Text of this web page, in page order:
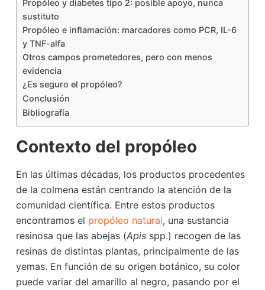
Propóleo y diabetes tipo 2: posible apoyo, nunca
sustituto
Propóleo e inflamación: marcadores como PCR, IL-6
y TNF-alfa
Otros campos prometedores, pero con menos
evidencia
¿Es seguro el propóleo?
Conclusión
Bibliografía
Contexto del propóleo
En las últimas décadas, los productos procedentes
de la colmena están centrando la atención de la
comunidad científica. Entre estos productos
encontramos el propóleo natural, una sustancia
resinosa que las abejas (Apisspp.) recogen de las
resinas de distintas plantas, principalmente de las
yemas. En función de su origen botánico, su color
puede variar del amarillo al negro, pasando por el